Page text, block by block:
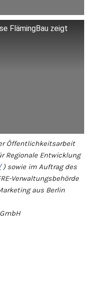
FlämingBau zeigt
Öffentlichkeitsarbeit
Regionale Entwicklung
) sowie im Auftrag des
Verwaltungsbehörde
aus Berlin